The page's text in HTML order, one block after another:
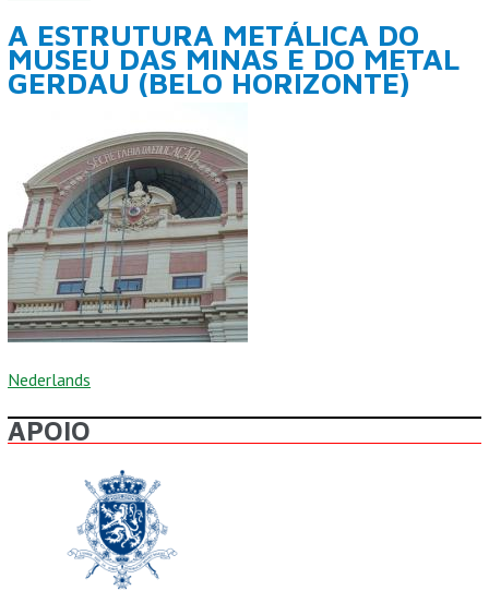
A ESTRUTURA METÁLICA DO
MUSEU DAS MINAS E DO METAL
GERDAU (BELO HORIZONTE)
Nederlands
APOIO